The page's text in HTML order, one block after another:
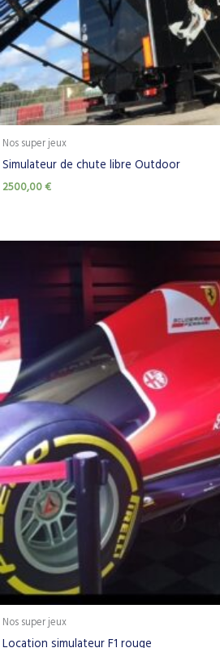
Nos super jeux
Simulateur de chute libre Outdoor
2500,00€
Nos super jeux
Location simulateur F1 rouge